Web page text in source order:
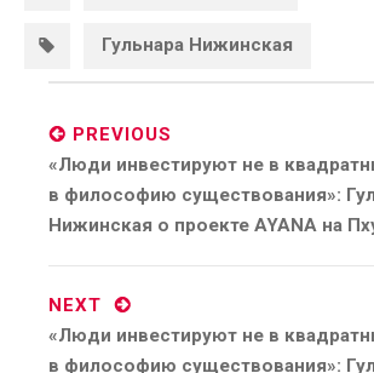
Гульнара Нижинская
navigation
PREVIOUS
Previous
post:
«Люди инвестируют не в
в философию существования»:
Нижинская о проекте AYANA на
NEXT
Next
post:
«Люди инвестируют не в
в философию существования»: